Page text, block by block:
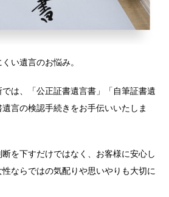
い遺言のお悩み。
は、「公正証書遺言書」「自筆証書遺
言の検認手続きをお手伝いいたしま
を下すだけではなく、お客様に安心し
ならではの気配りや思いやりも大切に